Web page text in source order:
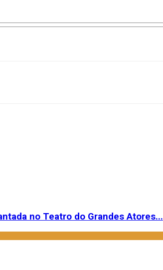
no Teatro do Grandes Atores...